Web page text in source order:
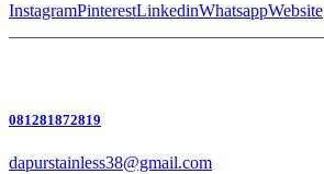
InstagramPinterestLinkedinWhatsappWebsite
081281872819
dapurstainless38@gmail.com